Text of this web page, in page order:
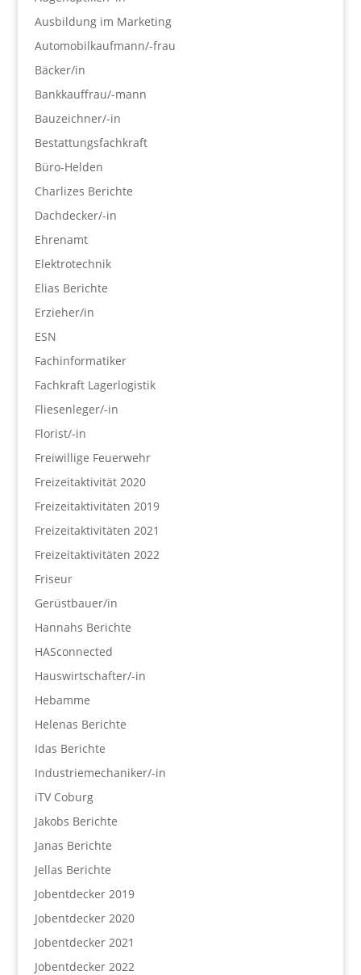
Ausbildung im Marketing
Automobilkaufmann/-frau
Bäcker/in
Bankkauffrau/-mann
Bauzeichner/-in
Bestattungsfachkraft
Büro-Helden
Charlizes Berichte
Dachdecker/-in
Ehrenamt
Elektrotechnik
Elias Berichte
Erzieher/in
ESN
Fachinformatiker
Fachkraft Lagerlogistik
Fliesenleger/-in
Florist/-in
Freiwillige Feuerwehr
Freizeitaktivität 2020
Freizeitaktivitäten 2019
Freizeitaktivitäten 2021
Freizeitaktivitäten 2022
Friseur
Gerüstbauer/in
Hannahs Berichte
HASconnected
Hauswirtschafter/-in
Hebamme
Helenas Berichte
Idas Berichte
Industriemechaniker/-in
iTV Coburg
Jakobs Berichte
Janas Berichte
Jellas Berichte
Jobentdecker 2019
Jobentdecker 2020
Jobentdecker 2021
Jobentdecker 2022